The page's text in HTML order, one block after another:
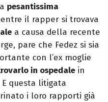
pesantissima
il rapper si trovava
a causa della recente
pare che Fedez si sia
con l’ex moglie
in ospedale in
questa litigata
i loro rapporti già